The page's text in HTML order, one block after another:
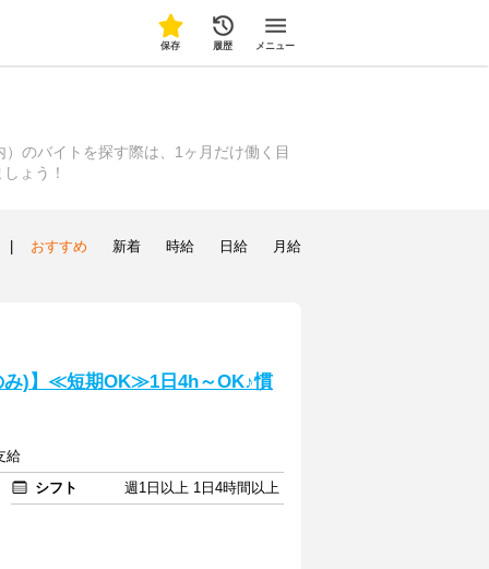
保存 履歴 メニュー
のバイトを探す際は、1ヶ月だけ働く目
ょう！
おすすめ 新着 時給 日給 月給
み)】≪短期OK≫1日4h～OK♪慣
給
シフト
週1日以上 1日4時間以上